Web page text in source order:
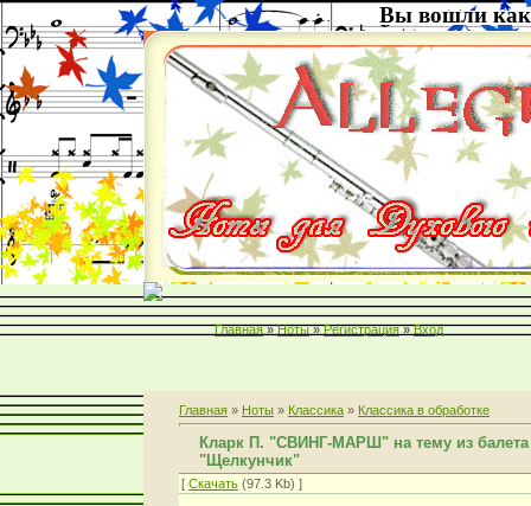
Вы вошли как
Главная » Ноты » Регистрация » Вход
Главная » Ноты » Классика » Классика в обработке
Кларк П. "СВИНГ-МАРШ" на тему из балета
"Щелкунчик"
[ Скачать (97.3 Kb) ]